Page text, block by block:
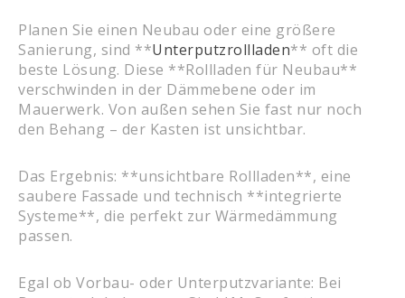
Planen Sie einen Neubau oder eine größere
Sanierung, sind **Unterputzrollladen** oft die
beste Lösung. Diese **Rollladen für Neubau**
verschwinden in der Dämmebene oder im
Mauerwerk. Von außen sehen Sie fast nur noch
den Behang – der Kasten ist unsichtbar.
Das Ergebnis: **unsichtbare Rollladen**, eine
saubere Fassade und technisch **integrierte
Systeme**, die perfekt zur Wärmedämmung
passen.
Egal ob Vorbau- oder Unterputzvariante: Bei